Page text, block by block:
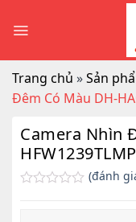
Trang chủ »Sản
Đêm Có Màu DH-
Camera Nhìn
(đánh